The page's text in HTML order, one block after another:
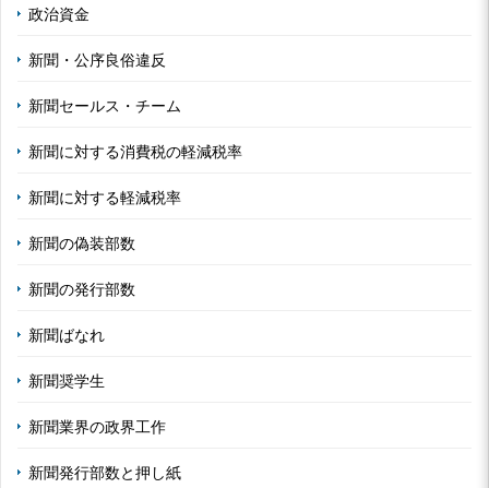
政治資金
新聞・公序良俗違反
新聞セールス・チーム
新聞に対する消費税の軽減税率
新聞に対する軽減税率
新聞の偽装部数
新聞の発行部数
新聞ばなれ
新聞奨学生
新聞業界の政界工作
新聞発行部数と押し紙